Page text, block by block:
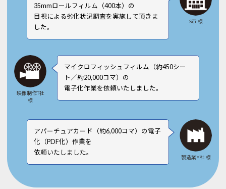
S市 様
35mmロールフィルム（400本）の
目視による劣化状況調査を実施して頂きま
した。
映像制作T社
様
マイクロフィッシュフィルム（約450シー
ト／約20,000コマ）の
電子化作業を依頼いたしました。
製造業Y社 様
アパーチュアカード（約6,000コマ）の電子
化（PDF化）作業を
依頼いたしました。